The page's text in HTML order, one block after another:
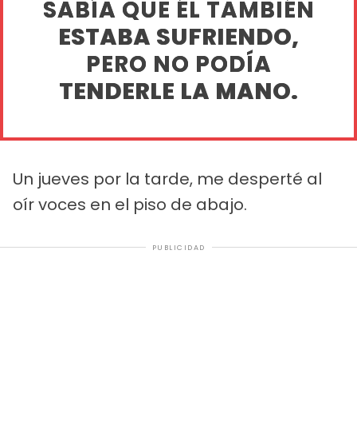
SABÍA QUE ÉL TAMBIÉN
ESTABA SUFRIENDO,
PERO NO PODÍA
TENDERLE LA MANO.
Un jueves por la tarde, me desperté al
oír voces en el piso de abajo.
PUBLICIDAD